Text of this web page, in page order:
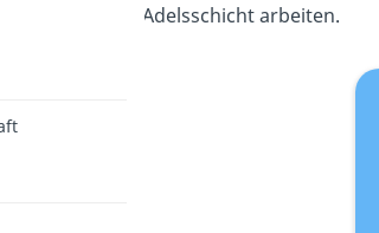
Adelsschicht arbeiten.